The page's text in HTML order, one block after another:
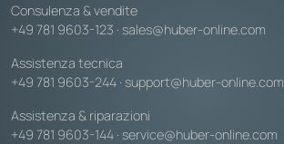
Consulenza & vendite
+49 781 9603-123 · sales@huber-online.com
Assistenza tecnica
+49 781 9603-244 · support@huber-online.com
Assistenza & riparazioni
+49 781 9603-144 · service@huber-online.com